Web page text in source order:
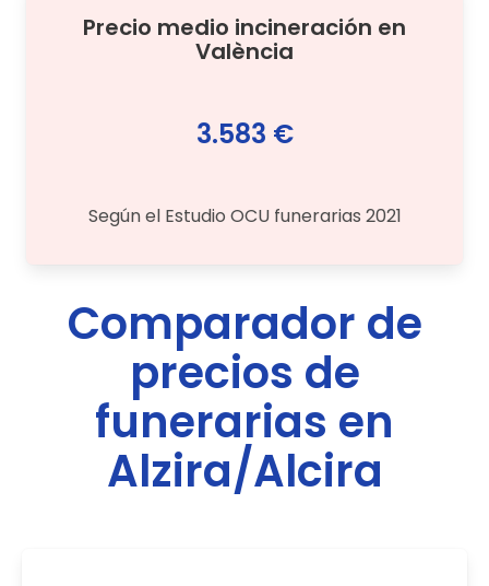
Precio medio incineración en
València
3.583 €
Según el Estudio OCU funerarias 2021
Comparador de
precios de
funerarias en
Alzira/Alcira